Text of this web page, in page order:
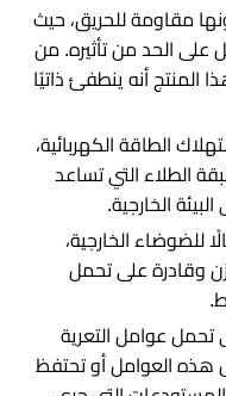
مقاومة للحريق، حيث
على الحد من تأثيره. من
أنه ينطفئ ذاتيًا
الطاقة الكهربائية،
الطلاء التي تساعد
الخارجية.
للضوضاء الخارجية،
وقادرة على تحمل
تحمل عوامل التعرية
هذه العوامل أو تحتفظ